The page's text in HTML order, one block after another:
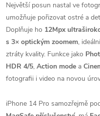
Největší posun nastal ve
umožňuje pořizovat ostré a
Doplňuje ho 12Mpx
s 3× optickým zoomem,
ztráty kvality. Funkce jako
HDR 4/5, Action mode a
fotografii i video na novou
iPhone 14 Pro samozřejmě